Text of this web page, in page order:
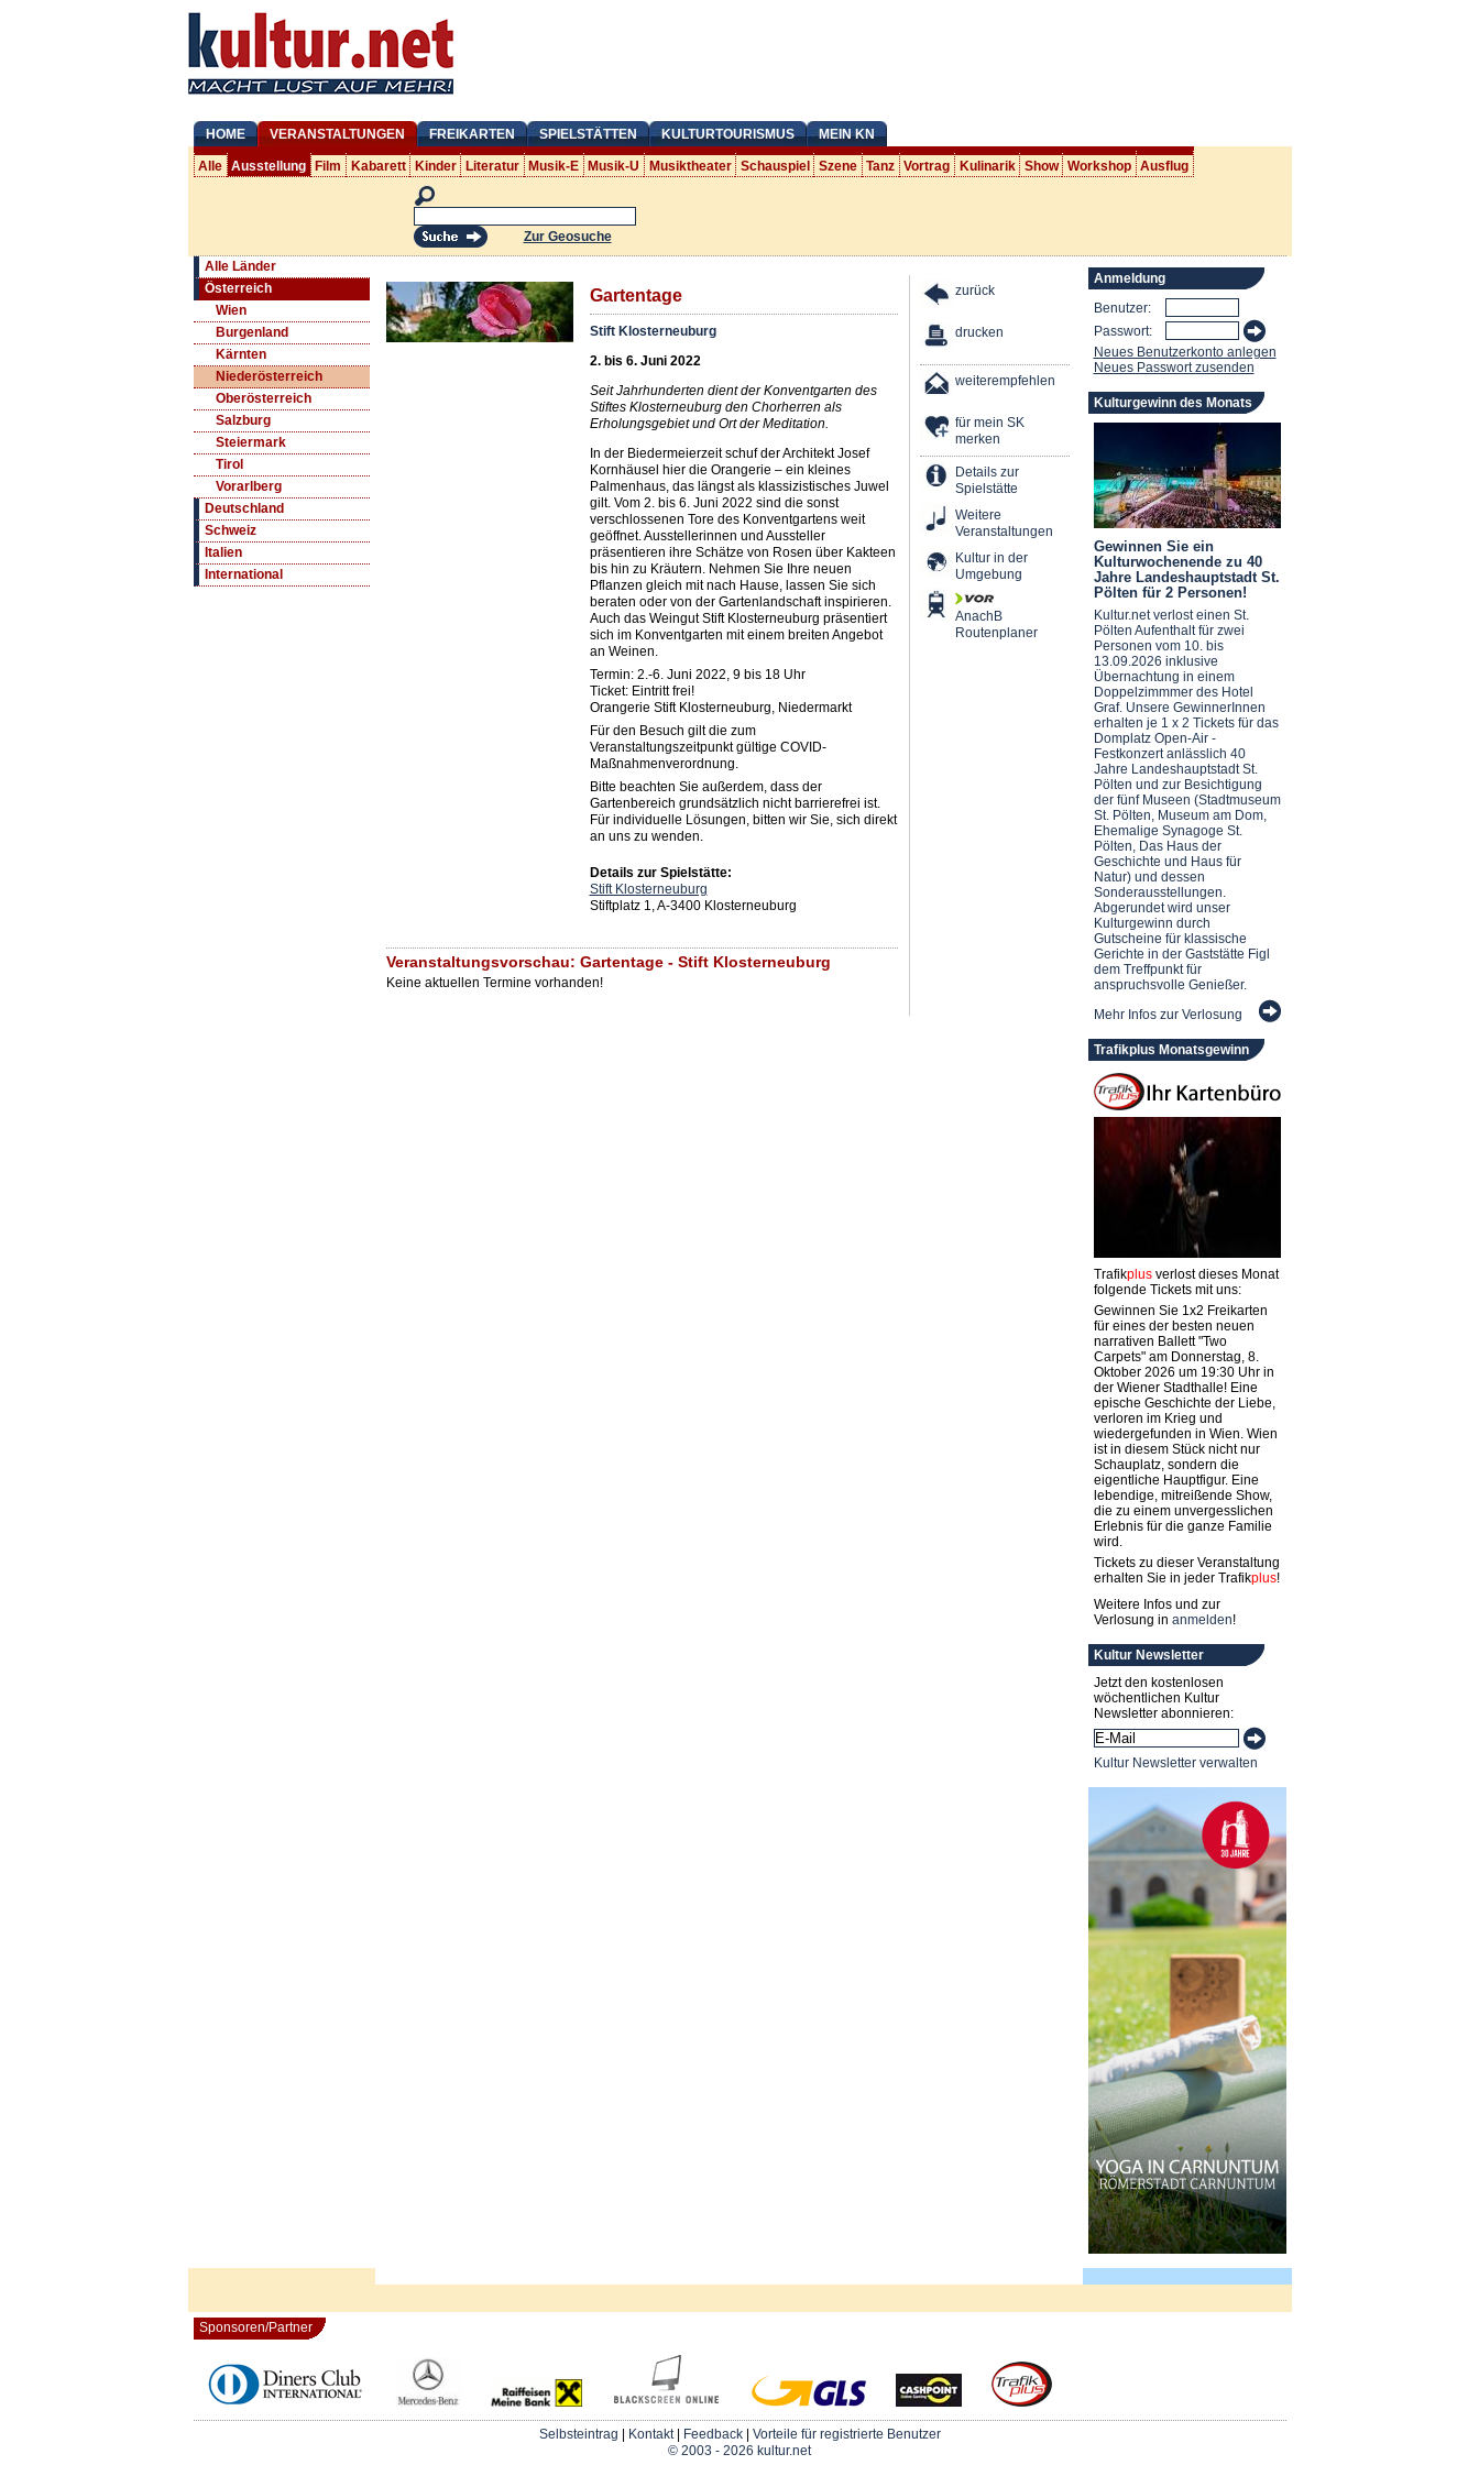
HOME VERANSTALTUNGEN FREIKARTEN SPIELSTÄTTEN KULTURTOURISMUS MEIN KN
Alle Ausstellung Film Kabarett Kinder Literatur Musik-E Musik-U Musiktheater Schauspiel Szene Tanz Vortrag Kulinarik Show Workshop Ausflug
Zur Geosuche
Alle Länder
Österreich
Wien
Burgenland
Kärnten
Niederösterreich
Oberösterreich
Salzburg
Steiermark
Tirol
Vorarlberg
Deutschland
Schweiz
Italien
International
Gartentage
Stift Klosterneuburg
2. bis 6. Juni 2022
Seit Jahrhunderten dient der Konventgarten des
Stiftes Klosterneuburg den Chorherren als
Erholungsgebiet und Ort der Meditation.
In der Biedermeierzeit schuf der Architekt Josef
Kornhäusel hier die Orangerie – ein kleines
Palmenhaus, das längst als klassizistisches Juwel
gilt. Vom 2. bis 6. Juni 2022 sind die sonst
verschlossenen Tore des Konventgartens weit
geöffnet. Ausstellerinnen und Aussteller
präsentieren ihre Schätze von Rosen über Kakteen
bis hin zu Kräutern. Nehmen Sie Ihre neuen
Pflanzen gleich mit nach Hause, lassen Sie sich
beraten oder von der Gartenlandschaft inspirieren.
Auch das Weingut Stift Klosterneuburg präsentiert
sich im Konventgarten mit einem breiten Angebot
an Weinen.
Termin: 2.-6. Juni 2022, 9 bis 18 Uhr
Ticket: Eintritt frei!
Orangerie Stift Klosterneuburg, Niedermarkt
Für den Besuch gilt die zum
Veranstaltungszeitpunkt gültige COVID-
Maßnahmenverordnung.
Bitte beachten Sie außerdem, dass der
Gartenbereich grundsätzlich nicht barrierefrei ist.
Für individuelle Lösungen, bitten wir Sie, sich direkt
an uns zu wenden.
Details zur Spielstätte:
Stift Klosterneuburg
Stiftplatz 1, A-3400 Klosterneuburg
Veranstaltungsvorschau: Gartentage - Stift Klosterneuburg
Keine aktuellen Termine vorhanden!
zurück
drucken
weiterempfehlen
für mein SK
merken
Details zur
Spielstätte
Weitere
Veranstaltungen
Kultur in der
Umgebung
AnachB
Routenplaner
Anmeldung
Benutzer:
Passwort:
Neues Benutzerkonto anlegen
Neues Passwort zusenden
Kulturgewinn des Monats
Gewinnen Sie ein
Kulturwochenende zu 40
Jahre Landeshauptstadt St.
Pölten für 2 Personen!
Kultur.net verlost einen St.
Pölten Aufenthalt für zwei
Personen vom 10. bis
13.09.2026 inklusive
Übernachtung in einem
Doppelzimmmer des Hotel
Graf. Unsere GewinnerInnen
erhalten je 1 x 2 Tickets für das
Domplatz Open-Air -
Festkonzert anlässlich 40
Jahre Landeshauptstadt St.
Pölten und zur Besichtigung
der fünf Museen (Stadtmuseum
St. Pölten, Museum am Dom,
Ehemalige Synagoge St.
Pölten, Das Haus der
Geschichte und Haus für
Natur) und dessen
Sonderausstellungen.
Abgerundet wird unser
Kulturgewinn durch
Gutscheine für klassische
Gerichte in der Gaststätte Figl
dem Treffpunkt für
anspruchsvolle Genießer.
Mehr Infos zur Verlosung
Trafikplus Monatsgewinn
Trafikplusverlost dieses Monat
folgende Tickets mit uns:
Gewinnen Sie 1x2 Freikarten
für eines der besten neuen
narrativen Ballett "Two
Carpets" am Donnerstag, 8.
Oktober 2026 um 19:30 Uhr in
der Wiener Stadthalle! Eine
epische Geschichte der Liebe,
verloren im Krieg und
wiedergefunden in Wien. Wien
ist in diesem Stück nicht nur
Schauplatz, sondern die
eigentliche Hauptfigur. Eine
lebendige, mitreißende Show,
die zu einem unvergesslichen
Erlebnis für die ganze Familie
wird.
Tickets zu dieser Veranstaltung
erhalten Sie in jeder Trafikplus!
Weitere Infos und zur
Verlosung in anmelden!
Kultur Newsletter
Jetzt den kostenlosen
wöchentlichen Kultur
Newsletter abonnieren:
Kultur Newsletter verwalten
Sponsoren/Partner
Selbsteintrag Kontakt| Feedback| Vorteile für registrierte Benutzer
© 2003 - 2026 kultur.net